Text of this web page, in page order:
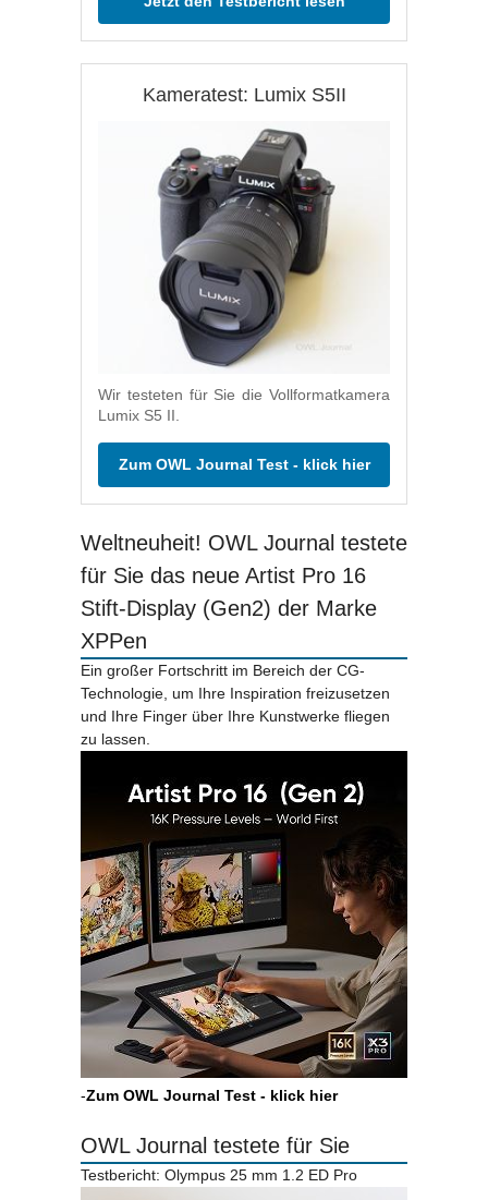
Kameratest: Lumix S5II
Wir testeten für Sie die Vollformatkamera
Lumix S5 II.
Zum OWL Journal Test - klick hier
Weltneuheit! OWL Journal testete
für Sie das neue Artist Pro 16
Stift-Display (Gen2) der Marke
XPPen
Ein großer Fortschritt im Bereich der CG-
Technologie, um Ihre Inspiration freizusetzen
und Ihre Finger über Ihre Kunstwerke fliegen
zu lassen.
-Zum OWL Journal Test - klick hier
OWL Journal testete für Sie
Testbericht: Olympus 25 mm 1.2 ED Pro